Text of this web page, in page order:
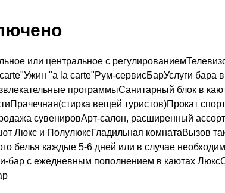
или центральное с
"a la carte"Рум-сервисБарУслуги бара
программыСанитарный блок в
вещей туристов)Прокат
сувенировАрт-салон, расширенный
Люкс и ПолулюксГладильная комнатаВызов
белья каждые 5-6 дней или в случае
бар с ежедневным пополнением в каютах